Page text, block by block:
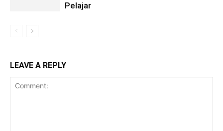
Pelajar
LEAVE A REPLY